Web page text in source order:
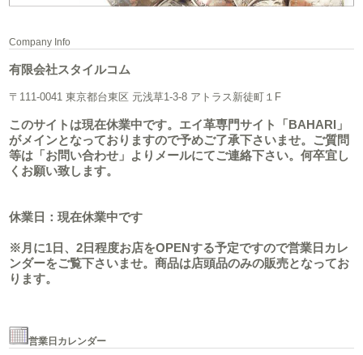
Company Info
有限会社スタイルコム
〒111-0041 東京都台東区 元浅草1-3-8 アトラス新徒町１F
このサイトは現在休業中です。エイ革専門サイト「BAHARI」
がメインとなっておりますので予めご了承下さいませ。ご質問
等は「お問い合わせ」よりメールにてご連絡下さい。何卒宜し
くお願い致します。
休業日：現在休業中です
※月に1日、2日程度お店をOPENする予定ですので営業日カレ
ンダーをご覧下さいませ。商品は店頭品のみの販売となってお
ります。
営業日カレンダー